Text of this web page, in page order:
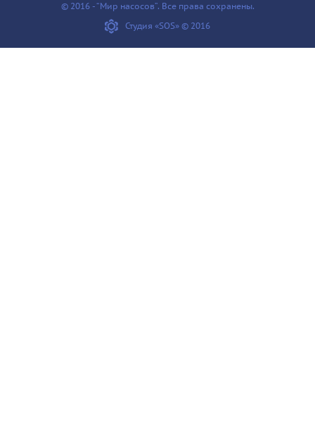
© 2016 - “Мир насосов”. Все права сохранены.
Студия «SOS» © 2016